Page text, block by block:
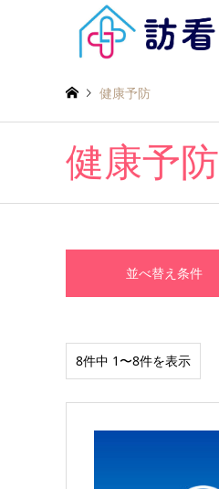
健康予防
健康予防
並べ替え条件
8件中 1〜8件を表示